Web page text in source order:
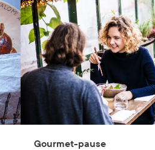
Gourmet-pause